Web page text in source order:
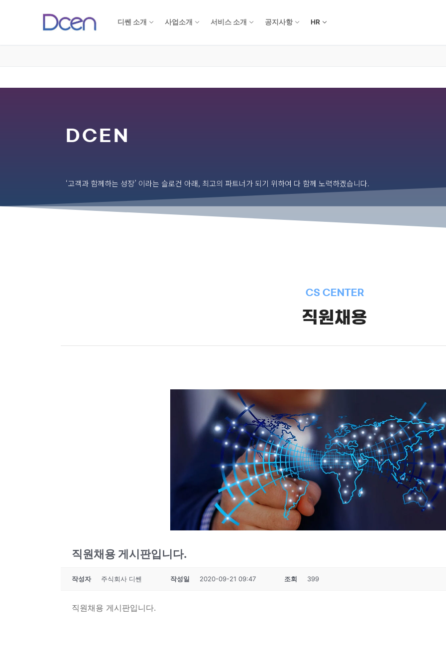
디쎈 소개 사업소개 서비스 소개 공지사항 HR
DCEN
‘고객과 함께하는 성장’ 이라는 슬로건 아래, 최고의 파트너가 되기 위하여 다 함께 노력하겠습니다.
CS CENTER
직원채용
직원채용 게시판입니다.
작성자 주식회사 디쎈 작성일 2020-09-21 09:47 조회 399
직원채용 게시판입니다.